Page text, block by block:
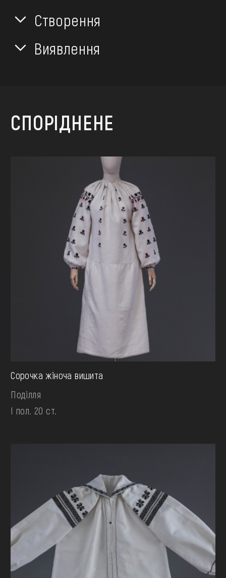
Створення
Виявлення
СПОРІДНЕНЕ
Сорочка жіноча вишита
Поділля
І пол. 20 ст.